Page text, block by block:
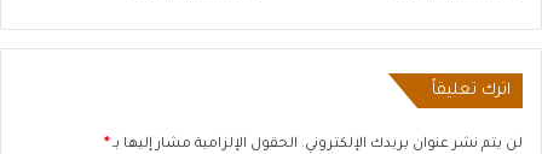
اترك تعليقاً
لن يتم نشر عنوان بريدك الإلكتروني. الحقول الإلزامية مشار إليها بـ*